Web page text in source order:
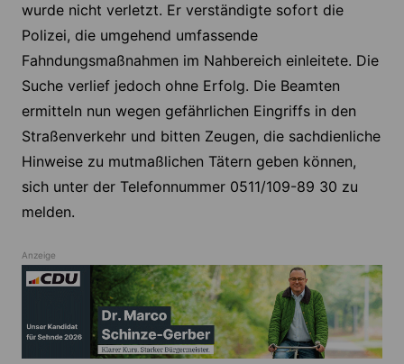
wurde nicht verletzt. Er verständigte sofort die
Polizei, die umgehend umfassende
Fahndungsmaßnahmen im Nahbereich einleitete. Die
Suche verlief jedoch ohne Erfolg. Die Beamten
ermitteln nun wegen gefährlichen Eingriffs in den
Straßenverkehr und bitten Zeugen, die sachdienliche
Hinweise zu mutmaßlichen Tätern geben können,
sich unter der Telefonnummer 0511/109-89 30 zu
melden.
Anzeige